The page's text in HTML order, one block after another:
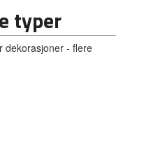
typer
dekorasjoner - flere